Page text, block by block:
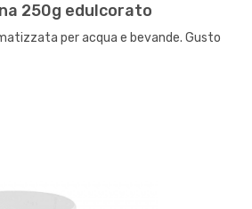
250g edulcorato
per acqua e bevande. Gusto